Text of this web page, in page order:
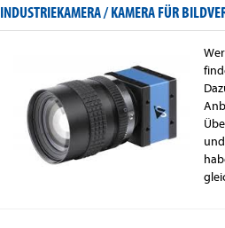
INDUSTRIEKAMERA / KAMERA FÜR